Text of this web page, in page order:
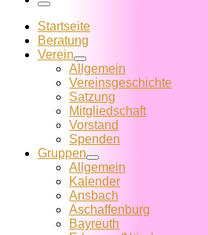
Menü
Startseite
Beratung
Verein
Allgemein
Vereins­geschichte
Satzung
Mitglied­schaft
Vorstand
Spenden
Gruppen
Allgemein
Kalender
Ansbach
Aschaffenburg
Bayreuth